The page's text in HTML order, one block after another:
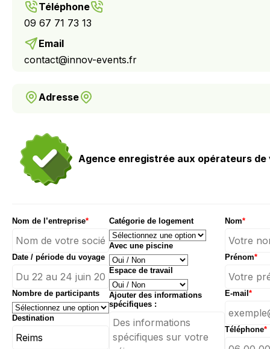
Téléphone
09 67 71 73 13
Email
contact@innov-events.fr
Adresse
Agence enregistrée aux opérateurs de
Nom de l’entreprise*
Date / période du voyage
Nombre de participants
Destination
Catégorie de logement
Avec une piscine
Espace de travail
Ajouter des informations
spécifiques :
Nom*
Prénom*
E-mail *
Téléphone*